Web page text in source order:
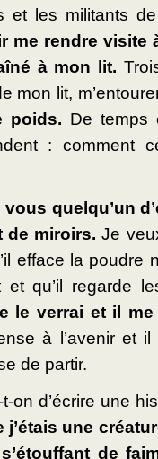
et les mili­tants
me rendre visite
à mon lit.
mon lit,
poids. De temps
: comment
quelqu’un
de miroirs. Je
efface la poudre
qu’il regarde
le verrai et il me
à l’avenir et
de partir.
on d’écrire une
j’étais une
de